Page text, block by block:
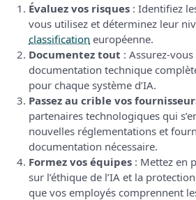
Évaluez vos risques : Identifiez
vous utilisez et déterminez leur
classification européenne.
Documentez tout : Assurez-vous
documentation technique
pour chaque système d’IA.
Passez au crible vos
partenaires technologiques qui
nouvelles réglementations et
documentation nécessaire.
Formez vos équipes : Mettez en
sur l’éthique de l’IA et la
que vos employés comprennent